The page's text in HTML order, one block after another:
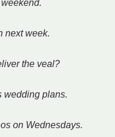
next week.
the veal?
wedding plans.
on Wednesdays.